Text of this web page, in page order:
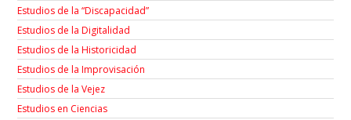
Estudios de la “Discapacidad”
Estudios de la Digitalidad
Estudios de la Historicidad
Estudios de la Improvisación
Estudios de la Vejez
Estudios en Ciencias